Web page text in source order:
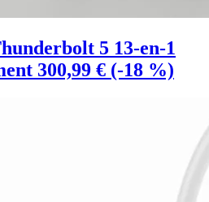
5 13-en-1
300,99 € (-18 %)